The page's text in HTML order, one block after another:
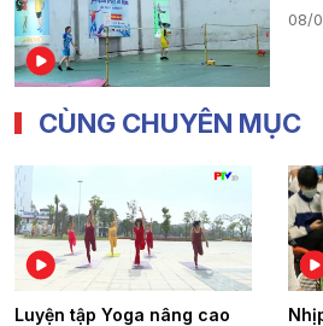
08/
CÙNG CHUYÊN MỤC
Luyện tập Yoga nâng cao